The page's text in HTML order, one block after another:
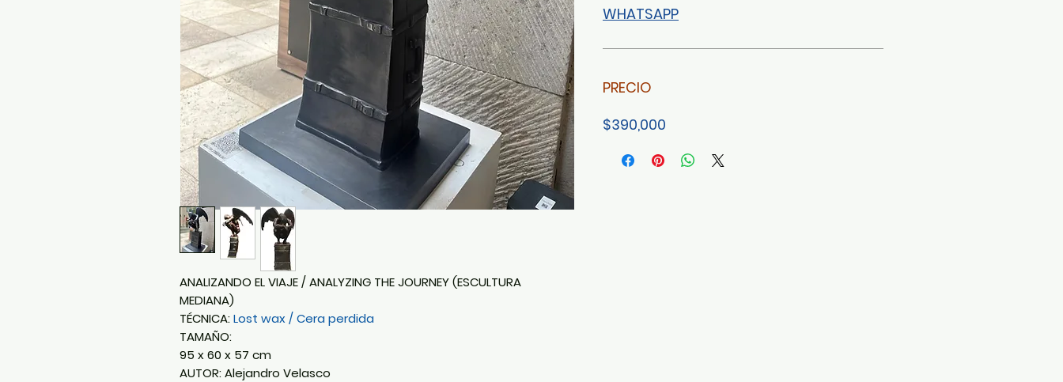
ANALIZANDO EL VIAJE / ANALYZING THE JOURNEY (ESCULTURA
MEDIANA)
TÉCNICA:Lost wax / Cera perdida
TAMAÑO:
95 x 60 x 57 cm
AUTOR: Alejandro Velasco
WHATSAPP
PRECIO
$390,000